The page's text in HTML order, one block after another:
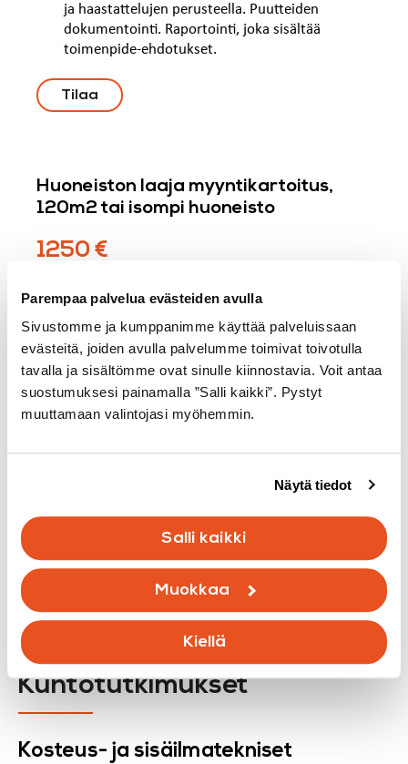
Parempaa palvelua evästeiden avulla
Sivustomme ja kumppanimme käyttää palveluissaan
evästeitä, joiden avulla palvelumme toimivat toivotulla
tavalla ja sisältömme ovat sinulle kiinnostavia. Voit antaa
suostumuksesi painamalla ”Salli kaikki”. Pystyt
muuttamaan valintojasi myöhemmin.
Näytä tiedot
Salli kaikki
Muokkaa
Kiellä
ja haastattelujen perusteella. Puutteiden
dokumentointi. Raportointi, joka sisältää
toimenpide-ehdotukset.
Tilaa
Huoneiston laaja myyntikartoitus,
120m2 tai isompi huoneisto
1250 €
Pintakosteusmittaukset
Märkätilojen pintojen ja lvi-laitteiden
silmämääräinen tarkistus
Kaikkien tilojen ja pintamateriaalien
perusteellinen tarkastus
dokumentointi. Raportointi, joka sisältää
Kuntotutkimukset
Kosteus- ja sisäilmatekniset